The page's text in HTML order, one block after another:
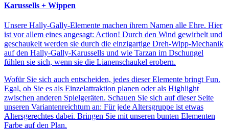
Karussells + Wippen
Unsere Hally-Gally-Elemente machen ihrem Namen alle Ehre. Hier
ist vor allem eines angesagt: Action! Durch den Wind gewirbelt und
geschaukelt werden sie durch die einzigartige Dreh-Wipp-Mechanik
auf den Hally-Gally-Karussells und wie Tarzan im Dschungel
fühlen sie sich, wenn sie die Lianenschaukel erobern.
Wofür Sie sich auch entscheiden, jedes dieser Elemente bringt Fun.
Egal, ob Sie es als Einzelattraktion planen oder als Highlight
zwischen anderen Spielgeräten. Schauen Sie sich auf dieser Seite
unseren Variantenreichtum an: Für jede Altersgruppe ist etwas
Altersgerechtes dabei. Bringen Sie mit unseren bunten Elementen
Farbe auf den Plan.